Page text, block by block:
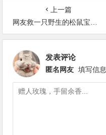
上一篇
网友救一只野生的松鼠宝宝，它习惯与人类共同生活，不肯离开
发表评论
匿名网友 填写信息